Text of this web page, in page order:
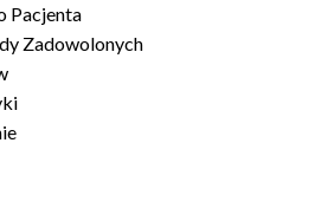
Pacjenta
Zadowolonych